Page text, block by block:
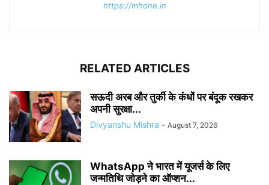
https://mhone.in
RELATED ARTICLES
सऊदी अरब और तुर्की के कंधों पर बंदूक रखकर
अपनी सुरक्षा...
Divyanshu Mishra - August 7, 2026
WhatsApp ने भारत में यूजर्स के लिए
जन्मतिथि जोड़ने का ऑप्शन...